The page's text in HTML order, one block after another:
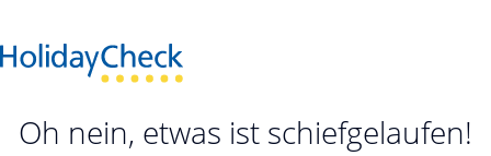
Oh nein, etwas ist schiefgelaufen!